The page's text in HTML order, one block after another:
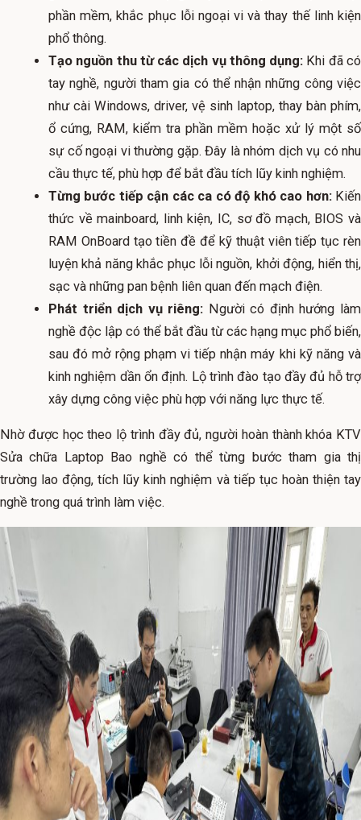
phần mềm, khắc phục lỗi ngoại vi và thay thế linh kiện
phổ thông.
Tạo nguồn thu từ các dịch vụ thông dụng: Khi đã có
tay nghề, người tham gia có thể nhận những công việc
như cài Windows, driver, vệ sinh laptop, thay bàn phím,
ổ cứng, RAM, kiểm tra phần mềm hoặc xử lý một số
sự cố ngoại vi thường gặp. Đây là nhóm dịch vụ có nhu
cầu thực tế, phù hợp để bắt đầu tích lũy kinh nghiệm.
Từng bước tiếp cận các ca có độ khó cao hơn:Kiến
thức về mainboard, linh kiện, IC, sơ đồ mạch, BIOS và
RAM OnBoard tạo tiền đề để kỹ thuật viên tiếp tục rèn
luyện khả năng khắc phục lỗi nguồn, khởi động, hiển thị,
sạc và những pan bệnh liên quan đến mạch điện.
Phát triển dịch vụ riêng: Người có định hướng làm
nghề độc lập có thể bắt đầu từ các hạng mục phổ biến,
sau đó mở rộng phạm vi tiếp nhận máy khi kỹ năng và
kinh nghiệm dần ổn định. Lộ trình đào tạo đầy đủ hỗ trợ
xây dựng công việc phù hợp với năng lực thực tế.
Nhờ được học theo lộ trình đầy đủ, người hoàn thành khóa KTV
Sửa chữa Laptop Bao nghề có thể từng bước tham gia thị
trường lao động, tích lũy kinh nghiệm và tiếp tục hoàn thiện tay
nghề trong quá trình làm việc.